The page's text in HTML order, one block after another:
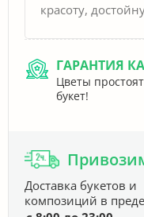
красоту,
ГАРАНТИЯ
Цветы
букет!
Доставка букетов и
композиций в